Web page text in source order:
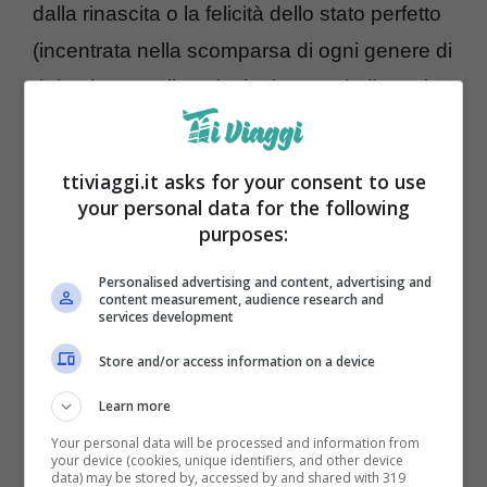
dalla rinascita o la felicità dello stato perfetto
(incentrata nella scomparsa di ogni genere di
dolore). Ma nella psicologia sta a indicare la
scomparsa della tensione derivante da ogni
Un viaggio ricco di passione
ttiviaggi.it asks for your consent to use
your personal data for the following
purposes:
Personalised advertising and content, advertising and
content measurement, audience research and
services development
Store and/or access information on a device
Learn more
Your personal data will be processed and information from
your device (cookies, unique identifiers, and other device
data) may be stored by, accessed by and shared with 319